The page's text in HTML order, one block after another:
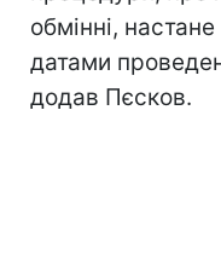
обмінні,
датами
додав Пєсков.